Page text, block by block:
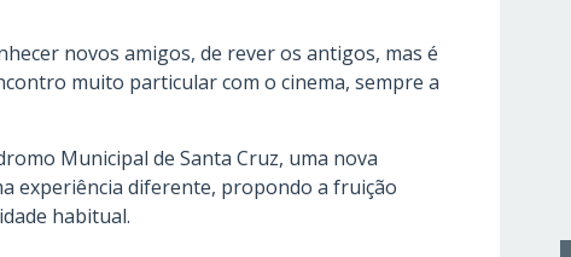
novos amigos, de rever os antigos, mas é
muito particular com o cinema, sempre a
Municipal de Santa Cruz, uma nova
experiência diferente, propondo a fruição
habitual.